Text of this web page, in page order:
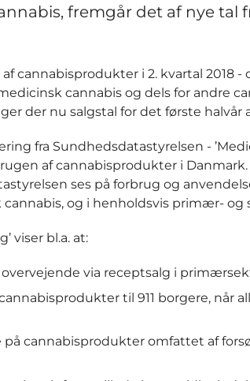
fremgår det af nye tal
cannabisprodukter i 2. kvartal 2018
cannabis og dels for andre
der nu salgstal for det første halvår
fra Sundhedsdatastyrelsen -
af cannabisprodukter i Danmark.
ses på forbrug og
og i henholdsvis primær- og
viser bl.a. at:
via receptsalg i
til 911 borgere, når
på cannabisprodukter omfattet af